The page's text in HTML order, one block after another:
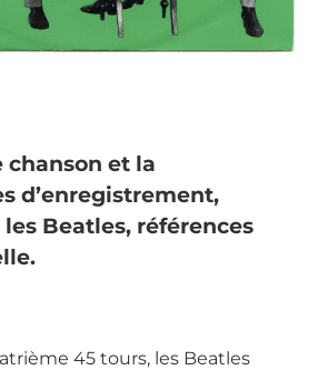
chanson et la
d’enregistrement,
Beatles, références
45 tours, les Beatles